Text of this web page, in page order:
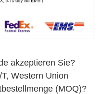
akzeptieren Sie?
Western Union
(MOQ)?